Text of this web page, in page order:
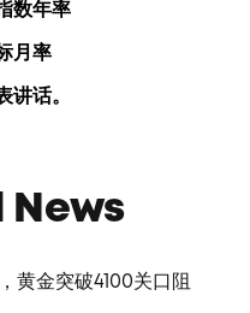
数年率
月率
讲话。
News